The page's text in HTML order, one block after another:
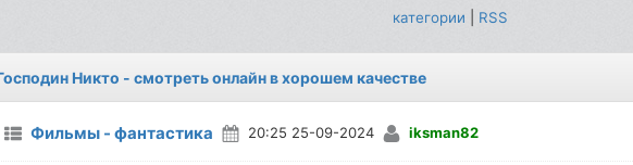
категории RSS
Никто - смотреть онлайн в хорошем качестве
Фильмы - фантастика 20:25 25-09-2024 iksman82